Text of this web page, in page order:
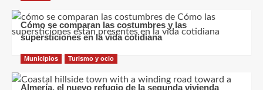
Cómo se comparan las costumbres y las
supersticiones en la vida cotidiana
Municipios Turismo y ocio
Almería, el nuevo refugio de la segunda vivienda